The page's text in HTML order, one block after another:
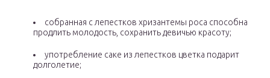
собранная с лепестков хризантемы роса способна
продлить молодость, сохранить девичью красоту;
употребление саке из лепестков цветка подарит
долголетие;